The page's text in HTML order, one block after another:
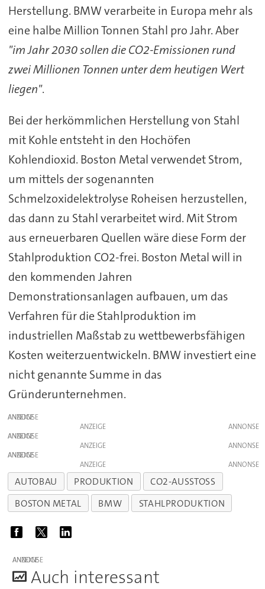
Herstellung. BMW verarbeite in Europa mehr als
eine halbe Million Tonnen Stahl pro Jahr. Aber
"im Jahr 2030 sollen die CO2-Emissionen rund
zwei Millionen Tonnen unter dem heutigen Wert
liegen".
Bei der herkömmlichen Herstellung von Stahl
mit Kohle entsteht in den Hochöfen
Kohlendioxid. Boston Metal verwendet Strom,
um mittels der sogenannten
Schmelzoxidelektrolyse Roheisen herzustellen,
das dann zu Stahl verarbeitet wird. Mit Strom
aus erneuerbaren Quellen wäre diese Form der
Stahlproduktion CO2-frei. Boston Metal will in
den kommenden Jahren
Demonstrationsanlagen aufbauen, um das
Verfahren für die Stahlproduktion im
industriellen Maßstab zu wettbewerbsfähigen
Kosten weiterzuentwickeln. BMW investiert eine
nicht genannte Summe in das
Gründerunternehmen.
ANZEIGE
ANZEIGE
ANZEIGE
ANZEIGE
ANZEIGE
ANZEIGE
AUTOBAU PRODUKTION
CO2-AUSSTOSS
BOSTON METAL
BMW STAHLPRODUKTION
ANZEIGE
Auch interessant